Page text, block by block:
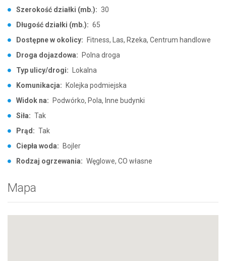
Szerokość działki (mb.): 30
Długość działki (mb.): 65
Dostępne w okolicy: Fitness, Las, Rzeka, Centrum handlowe
Droga dojazdowa: Polna droga
Typ ulicy/drogi: Lokalna
Komunikacja: Kolejka podmiejska
Widok na: Podwórko, Pola, Inne budynki
Siła: Tak
Prąd: Tak
Ciepła woda: Bojler
Rodzaj ogrzewania: Węglowe, CO własne
Mapa